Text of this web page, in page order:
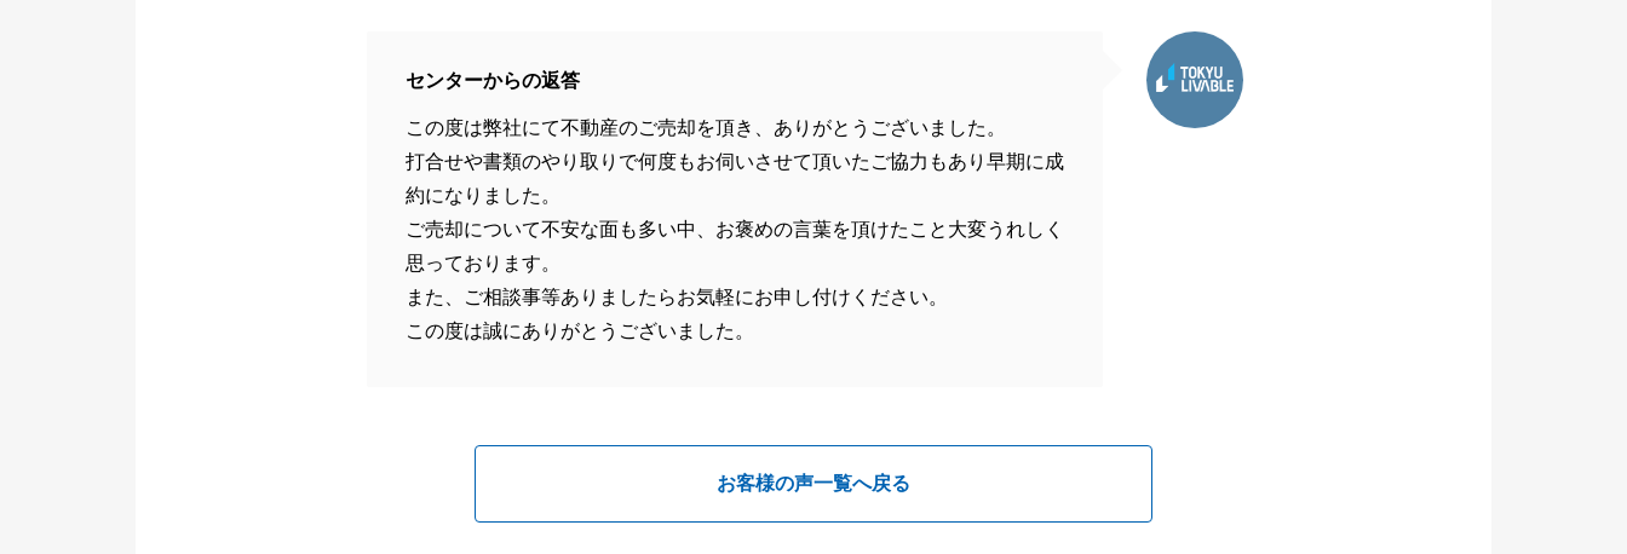
センターからの返答
この度は弊社にて不動産のご売却を頂き、ありがとうございました。
打合せや書類のやり取りで何度もお伺いさせて頂いたご協力もあり早期に成
約になりました。
ご売却について不安な面も多い中、お褒めの言葉を頂けたこと大変うれしく
思っております。
また、ご相談事等ありましたらお気軽にお申し付けください。
この度は誠にありがとうございました。
お客様の声一覧へ戻る